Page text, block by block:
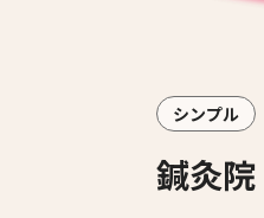
シンプル
鍼灸院